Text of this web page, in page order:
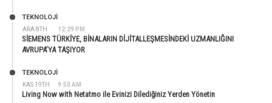
ARA 8TH 12:29 PM
TEKNOLOJİ
SİEMENS TÜRKİYE, BİNALARIN DİJİTALLEŞMESİNDEKİ UZMANLIĞINI
AVRUPA’YA TAŞIYOR
KAS 19TH 9:50 AM
TEKNOLOJİ
Living Now with Netatmo ile Evinizi Dilediğiniz Yerden Yönetin